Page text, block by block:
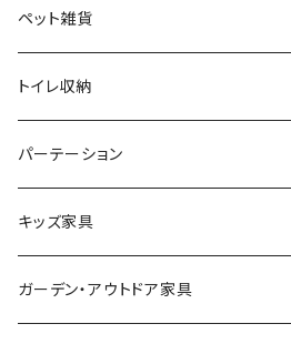
モノトーン
ナチュラル
シンプル
スタイリッシュ
レトロ
クッション
その他
ダイニングチェア
オフィスチェア
パーソナルチェア
フォールディングチェア
玄関・エントランスチェア
シューズラック・シューズボックス
傘立て
その他
ペット雑貨
トイレ収納
パーテーション
キッズ家具
プレイマット
ガーデン・アウトドア家具